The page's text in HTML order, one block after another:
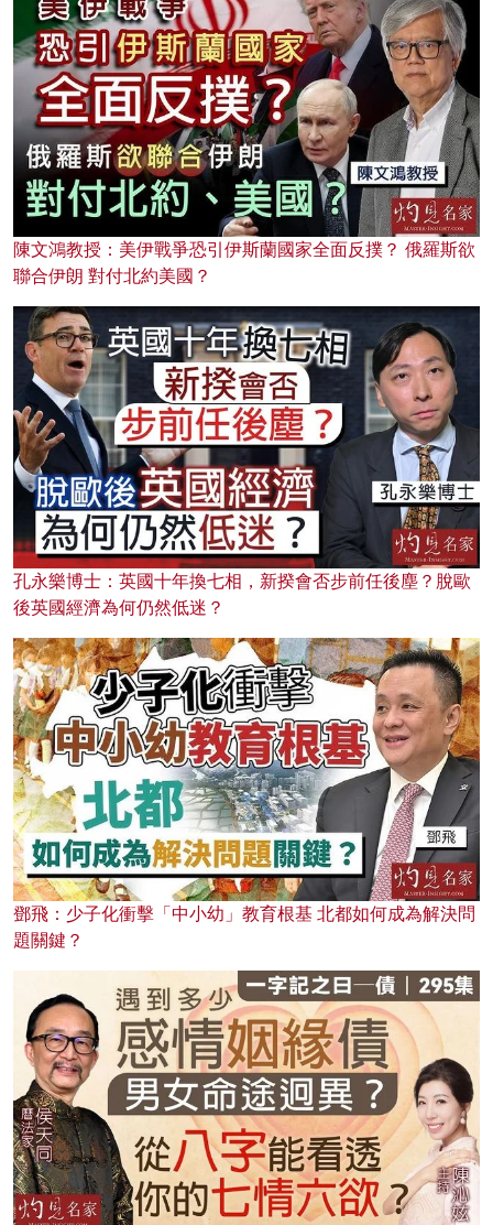
陳文鴻教授：美伊戰爭恐引伊斯蘭國家全面反撲？ 俄羅斯欲
聯合伊朗 對付北約美國？
孔永樂博士：英國十年換七相，新揆會否步前任後塵？脫歐
後英國經濟為何仍然低迷？
鄧飛：少子化衝擊「中小幼」教育根基 北都如何成為解決問
題關鍵？